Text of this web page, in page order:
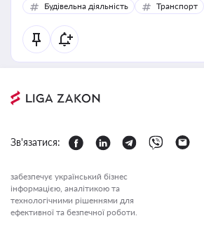
Будівельна діяльність Транспорт
Зв'язатися:
забезпечує український бізнес
інформацією, аналітикою та
технологічними рішеннями для
ефективної та безпечної роботи.